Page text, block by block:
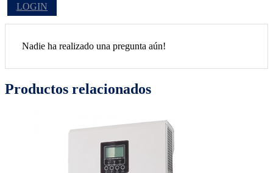
LOGIN
Nadie ha realizado una pregunta aún!
Productos relacionados